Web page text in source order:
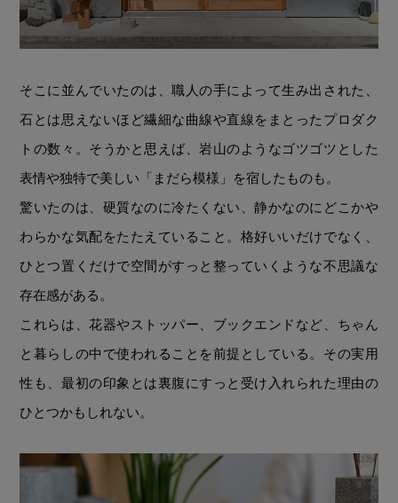
そこに並んでいたのは、職人の手によって生み出された、
石とは思えないほど繊細な曲線や直線をまとったプロダク
トの数々。そうかと思えば、岩山のようなゴツゴツとした
表情や独特で美しい「まだら模様」を宿したものも。
驚いたのは、硬質なのに冷たくない、静かなのにどこかや
わらかな気配をたたえていること。格好いいだけでなく、
ひとつ置くだけで空間がすっと整っていくような不思議な
存在感がある。
これらは、花器やストッパー、ブックエンドなど、ちゃん
と暮らしの中で使われることを前提としている。その実用
性も、最初の印象とは裏腹にすっと受け入れられた理由の
ひとつかもしれない。